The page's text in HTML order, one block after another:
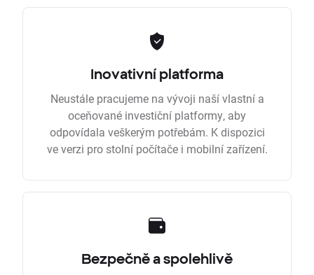
Inovativní platforma
Neustále pracujeme na vývoji naší vlastní a
oceňované investiční platformy, aby
odpovídala veškerým potřebám. K dispozici
ve verzi pro stolní počítače i mobilní zařízení.
Bezpečně a spolehlivě